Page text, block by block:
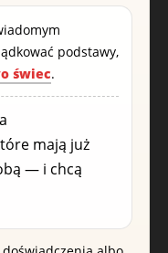
podstawy,
świec.
mają już
— i chcą